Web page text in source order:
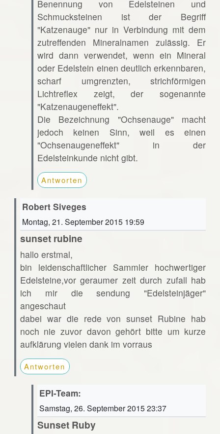
Benennung von Edelsteinen und
Schmucksteinen ist der Begriff
"Katzenauge" nur in Verbindung mit dem
zutreffenden Mineralnamen zulässig. Er
wird dann verwendet, wenn ein Mineral
oder Edelstein einen deutlich erkennbaren,
scharf umgrenzten, strichförmigen
Lichtreflex zeigt, der sogenannte
"Katzenaugeneffekt".
Die Bezeichnung "Ochsenauge" macht
jedoch keinen Sinn, weil es einen
"Ochsenaugeneffekt" in der
Edelsteinkunde nicht gibt.
Antworten
Robert Siveges
Montag, 21. September 2015 19:59
sunset rubine
hallo erstmal,
bin leidenschaftlicher Sammler hochwertiger
Edelsteine,vor geraumer zeit durch zufall hab
ich mir die sendung "Edelsteinjäger"
angeschaut
dabei war die rede von sunset Rubine hab
noch nie zuvor davon gehört bitte um kurze
aufklärung vielen dank im vorraus
Antworten
EPI-Team:
Samstag, 26. September 2015 23:37
Sunset Ruby